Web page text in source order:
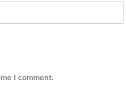
I comment.